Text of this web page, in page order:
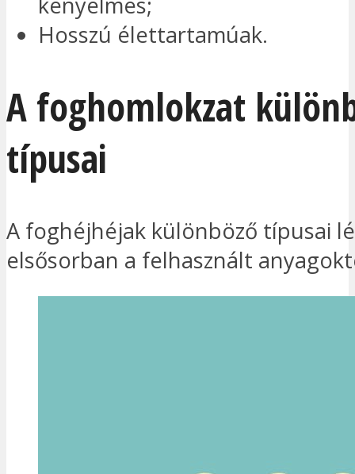
Hosszú élettartamúak.
A foghomlokzat
típusai
A foghéjhéjak különböző típusai
elsősorban a felhasznált